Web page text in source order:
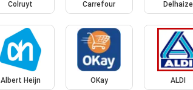
Colruyt Carrefour Delhaize
Albert Heijn OKay ALDI